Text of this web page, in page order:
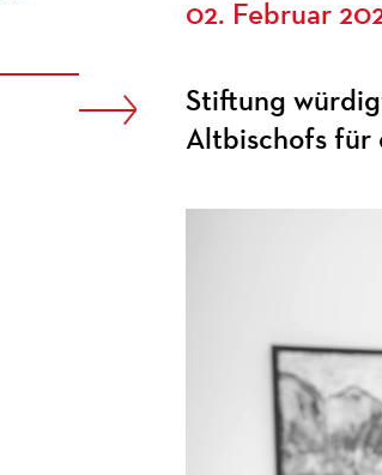
02. Februar
Stiftung
Altbischofs für